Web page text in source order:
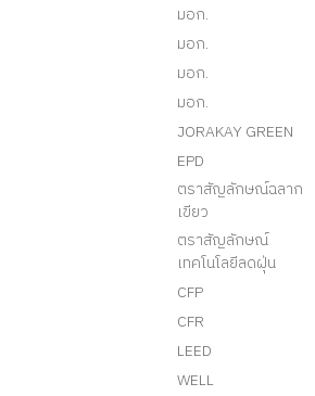
มอก.
มอก.
มอก.
มอก.
JORAKAY GREEN
EPD
ตราสัญลักษณ์ฉลาก
เขียว
ตราสัญลักษณ์
เทคโนโลยีลดฝุ่น
CFP
CFR
LEED
WELL